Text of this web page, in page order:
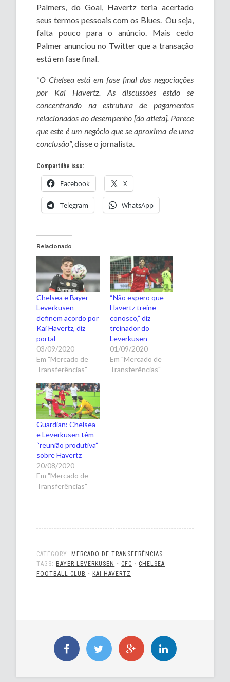
Palmers, do Goal, Havertz teria acertado
seus termos pessoais com os Blues. Ou seja,
falta pouco para o anúncio. Mais cedo
Palmer anunciou no Twitter que a transação
está em fase final.
“O Chelsea está em fase final das negociações
por Kai Havertz. As discussões estão se
concentrando na estrutura de pagamentos
relacionados ao desempenho [do atleta]. Parece
que este é um negócio que se aproxima de uma
conclusão”, disse o jornalista.
Compartilhe isso:
Facebook X
Telegram WhatsApp
Relacionado
Chelsea e Bayer
Leverkusen
definem acordo por
Kai Havertz, diz
portal
03/09/2020
Em "Mercado de
Transferências"
“Não espero que
Havertz treine
conosco,” diz
treinador do
Leverkusen
01/09/2020
Em "Mercado de
Transferências"
Guardian: Chelsea
e Leverkusen têm
“reunião produtiva”
sobre Havertz
20/08/2020
Em "Mercado de
Transferências"
CATEGORY: MERCADO DE TRANSFERÊNCIAS
TAGS: BAYER LEVERKUSEN • CFC • CHELSEA
FOOTBALL CLUB • KAI HAVERTZ